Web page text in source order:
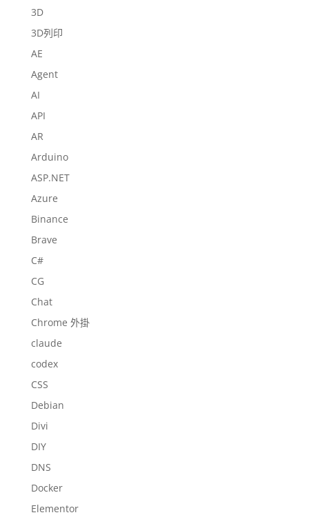
3D
3D列印
AE
Agent
AI
API
AR
Arduino
ASP.NET
Azure
Binance
Brave
C#
CG
Chat
Chrome 外掛
claude
codex
CSS
Debian
Divi
DIY
DNS
Docker
Elementor